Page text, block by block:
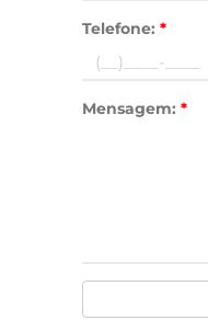
Telefone: *
Mensagem: *